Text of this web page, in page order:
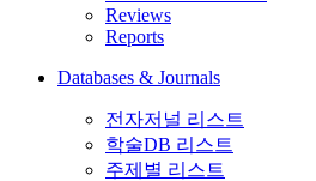
Reviews
Reports
Databases & Journals
전자저널 리스트
학술DB 리스트
주제별 리스트